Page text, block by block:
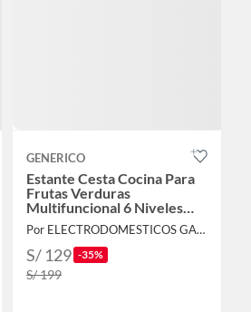
GENERICO
Estante Cesta Cocina Para
Frutas Verduras
Multifuncional 6 Niveles
Cuadrado
Por ELECTRODOMESTICOS GALEXA
S/ 129 -35%
S/ 199